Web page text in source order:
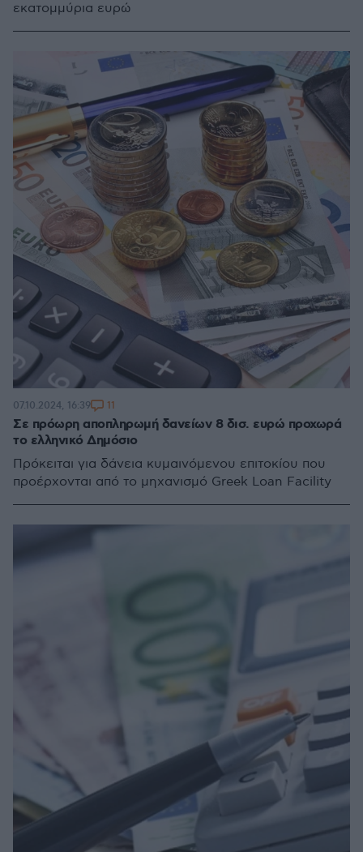
εκατομμύρια ευρώ
Σε πρόωρη αποπληρωμή δανείων 8 δισ. ευρώ προχωρά
το ελληνικό Δημόσιο
Πρόκειται για δάνεια κυμαινόμενου επιτοκίου που
προέρχονται από το μηχανισμό Greek Loan Facility
07.10.2024, 16:39 11